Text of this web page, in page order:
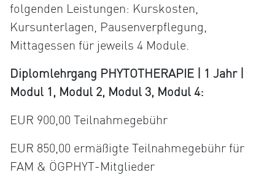
folgenden Leistungen: Kurskosten,
Kursunterlagen, Pausenverpflegung,
Mittagessen für jeweils 4 Module.
Diplomlehrgang PHYTOTHERAPIE | 1 Jahr |
Modul 1, Modul 2, Modul 3, Modul 4:
EUR 900,00 Teilnahmegebühr
EUR 850,00 ermäßigte Teilnahmegebühr für
FAM & ÖGPHYT-Mitglieder